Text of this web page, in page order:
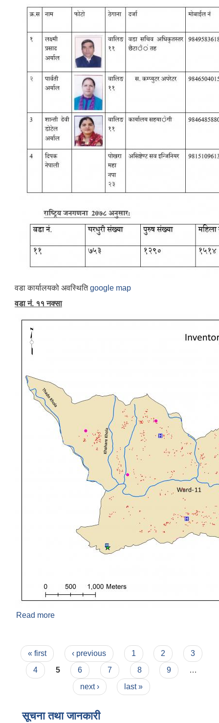
वडा कार्यालयको अवस्थितिgoogle map
वडा नं. ११ नक्सा
Read more
Pages
« first ‹ previous 1 2
3
4
5 6 7 8 9
…
next ›
last »
सूचना तथा जानकारी